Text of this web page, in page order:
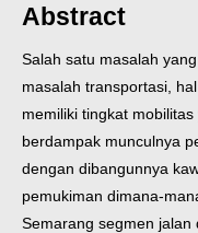
Abstract
Salah satu masalah
masalah transportasi,
memiliki tingkat
berdampak munculnya
dengan dibangunnya
pemukiman dimana-
Semarang segmen jalan